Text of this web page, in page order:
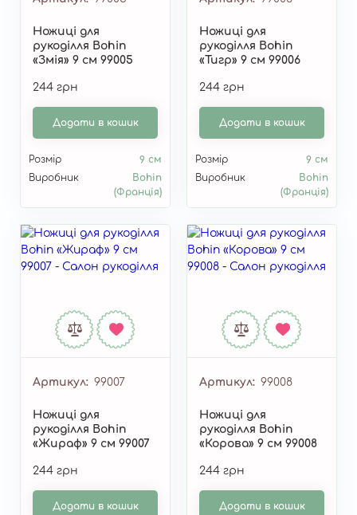
Ножиці для
рукоділля Bohin
«Змія» 9 см 99005
244 грн
Додати в кошик
Розмір
9 см
Виробник
Bohin
(Франція)
Ножиці для
рукоділля Bohin
«Тигр» 9 см 99006
244 грн
Додати в кошик
Розмір
9 см
Виробник
Bohin
(Франція)
Артикул 99007
Ножиці для
рукоділля Bohin
«Жираф» 9 см 99007
244 грн
Додати в кошик
Артикул 99008
Ножиці для
рукоділля Bohin
«Корова» 9 см 99008
244 грн
Додати в кошик